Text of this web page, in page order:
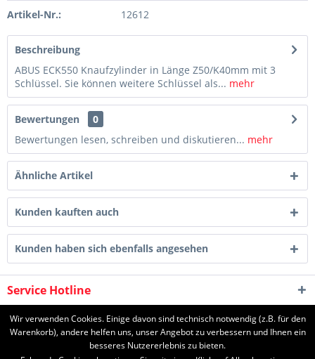
Artikel-Nr.: 12612
Beschreibung
ABUS ECK550 Knaufzylinder in Länge Z50/K40mm mit 3
Schlüssel. Sie können weitere Schlüssel als... mehr
Bewertungen
0
Bewertungen lesen, schreiben und diskutieren... mehr
Ähnliche Artikel
Kunden kauften auch
Kunden haben sich ebenfalls angesehen
Service Hotline
Shop Service
Wir verwenden Cookies. Einige davon sind technisch notwendig (z.B. für den
Warenkorb), andere helfen uns, unser Angebot zu verbessern und Ihnen ein
besseres Nutzererlebnis zu bieten.